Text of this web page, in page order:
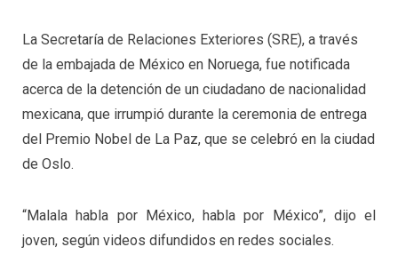
La Secretaría de Relaciones Exteriores (SRE), a través
de la embajada de México en Noruega, fue notificada
acerca de la detención de un ciudadano de nacionalidad
mexicana, que irrumpió durante la ceremonia de entrega
del Premio Nobel de La Paz, que se celebró en la ciudad
de Oslo.
“Malala habla por México, habla por México”, dijo el
joven, según videos difundidos en redes sociales.